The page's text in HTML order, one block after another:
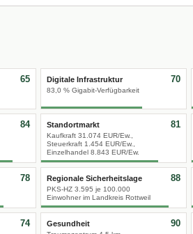
65 Digitale Infrastruktur
83,0 % Gigabit-Verfügbarkeit
70
84 Standortmarkt
Kaufkraft 31.074 EUR/Ew.,
Steuerkraft 1.454 EUR/Ew.,
Einzelhandel 8.843 EUR/Ew.
81
78 Regionale Sicherheitslage
PKS-HZ 3.595 je 100.000
Einwohner im Landkreis Rottweil
88
74 Gesundheit 90